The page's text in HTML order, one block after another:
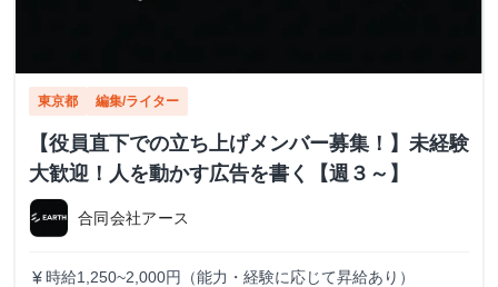
東京都 編集/ライター
【役員直下での立ち上げメンバー募集！】未経験
大歓迎！人を動かす広告を書く【週３～】
合同会社アース
currency_yen 時給1,250~2,000円（能力・経験に応じて昇給あり）